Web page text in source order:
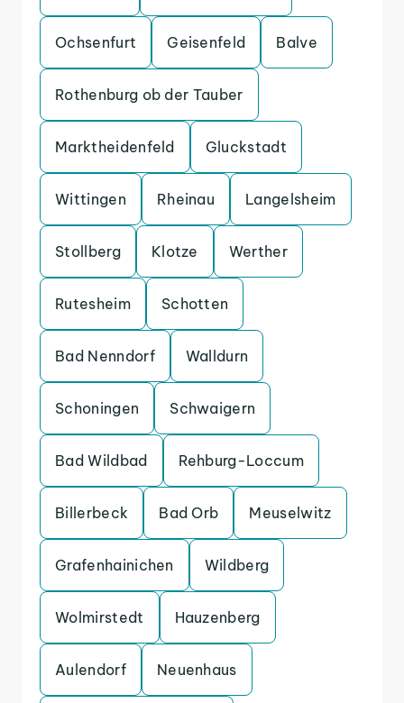
Ochsenfurt Geisenfeld Balve
Rothenburg ob der Tauber
Marktheidenfeld Gluckstadt
Wittingen Rheinau Langelsheim
Stollberg Klotze Werther
Rutesheim Schotten
Bad Nenndorf Walldurn
Schoningen Schwaigern
Bad Wildbad Rehburg-Loccum
Billerbeck Bad Orb Meuselwitz
Grafenhainichen Wildberg
Wolmirstedt Hauzenberg
Aulendorf Neuenhaus